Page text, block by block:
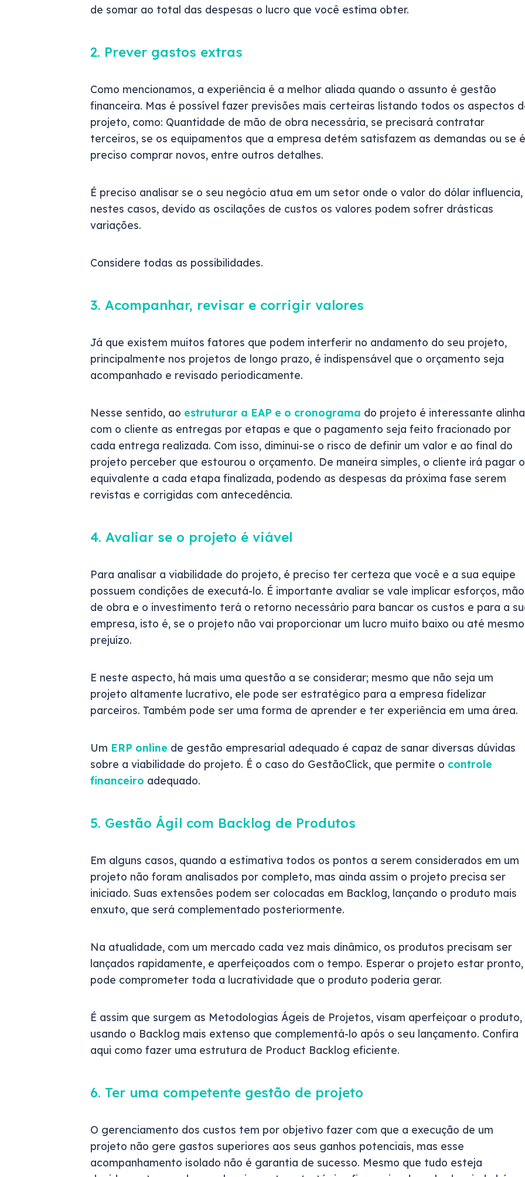
de somar ao total das despesas o lucro que você estima obter.
2. Prever gastos extras
Como mencionamos, a experiência é a melhor aliada quando o assunto é gestão
financeira. Mas é possível fazer previsões mais certeiras listando todos os aspectos
projeto, como: Quantidade de mão de obra necessária, se precisará contratar
terceiros, se os equipamentos que a empresa detém satisfazem as demandas ou se é
preciso comprar novos, entre outros detalhes.
É preciso analisar se o seu negócio atua em um setor onde o valor do dólar influencia,
nestes casos, devido as oscilações de custos os valores podem sofrer drásticas
variações.
Considere todas as possibilidades.
3. Acompanhar, revisar e corrigir valores
Já que existem muitos fatores que podem interferir no andamento do seu projeto,
principalmente nos projetos de longo prazo, é indispensável que o orçamento seja
acompanhado e revisado periodicamente.
Nesse sentido, ao estruturar a EAP e o cronograma do projeto é interessante
com o cliente as entregas por etapas e que o pagamento seja feito fracionado por
cada entrega realizada. Com isso, diminui-se o risco de definir um valor e ao final do
projeto perceber que estourou o orçamento. De maneira simples, o cliente irá pagar o
equivalente a cada etapa finalizada, podendo as despesas da próxima fase serem
revistas e corrigidas com antecedência.
4. Avaliar se o projeto é viável
Para analisar a viabilidade do projeto, é preciso ter certeza que você e a sua equipe
possuem condições de executá-lo. É importante avaliar se vale implicar esforços, mão
de obra e o investimento terá o retorno necessário para bancar os custos e para a
empresa, isto é, se o projeto não vai proporcionar um lucro muito baixo ou até mesmo
prejuízo.
E neste aspecto, há mais uma questão a se considerar; mesmo que não seja um
projeto altamente lucrativo, ele pode ser estratégico para a empresa fidelizar
parceiros. Também pode ser uma forma de aprender e ter experiência em uma área.
Um ERP online de gestão empresarial adequado é capaz de sanar diversas dúvidas
sobre a viabilidade do projeto. É o caso do GestãoClick, que permite o controle
financeiro adequado.
5. Gestão Ágil com Backlog de Produtos
Em alguns casos, quando a estimativa todos os pontos a serem considerados em um
projeto não foram analisados por completo, mas ainda assim o projeto precisa ser
iniciado. Suas extensões podem ser colocadas em Backlog, lançando o produto mais
enxuto, que será complementado posteriormente.
Na atualidade, com um mercado cada vez mais dinâmico, os produtos precisam ser
lançados rapidamente, e aperfeiçoados com o tempo. Esperar o projeto estar pronto,
pode comprometer toda a lucratividade que o produto poderia gerar.
É assim que surgem as Metodologias Ágeis de Projetos, visam aperfeiçoar o produto,
usando o Backlog mais extenso que complementá-lo após o seu lançamento. Confira
aqui como fazer uma estrutura de Product Backlog eficiente.
6. Ter uma competente gestão de projeto
O gerenciamento dos custos tem por objetivo fazer com que a execução de um
projeto não gere gastos superiores aos seus ganhos potenciais, mas esse
acompanhamento isolado não é garantia de sucesso. Mesmo que tudo esteja